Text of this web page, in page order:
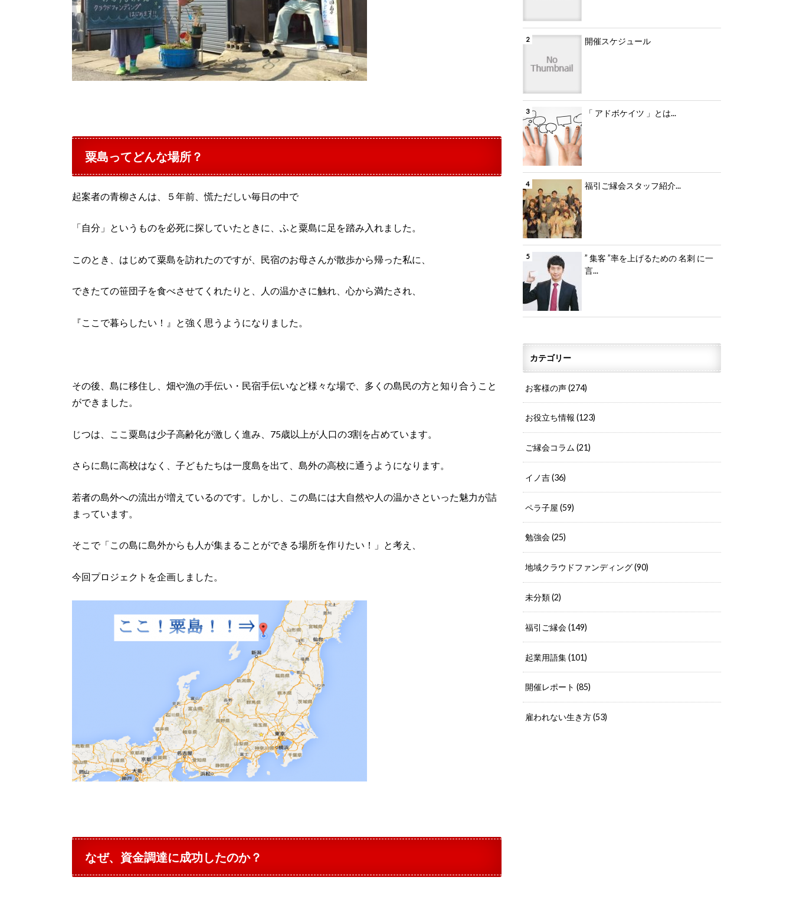
粟島ってどんな場所？
起案者の青柳さんは、５年前、慌ただしい毎日の中で
「自分」というものを必死に探していたときに、ふと粟島に足を踏み入れました。
このとき、はじめて粟島を訪れたのですが、民宿のお母さんが散歩から帰った私に、
できたての笹団子を食べさせてくれたりと、人の温かさに触れ、心から満たされ、
『ここで暮らしたい！』と強く思うようになりました。
その後、島に移住し、畑や漁の手伝い・民宿手伝いなど様々な場で、多くの島民の方と知り合うこと
ができました。
じつは、ここ粟島は少子高齢化が激しく進み、75歳以上が人口の3割を占めています。
さらに島に高校はなく、子どもたちは一度島を出て、島外の高校に通うようになります。
若者の島外への流出が増えているのです。しかし、この島には大自然や人の温かさといった魅力が詰
まっています。
そこで「この島に島外からも人が集まることができる場所を作りたい！」と考え、
今回プロジェクトを企画しました。
なぜ、資金調達に成功したのか？
開催スケジュール
「 アドボケイツ 」とは...
福引ご縁会スタッフ紹介...
” 集客 ”率を上げるための 名刺 に一
言...
カテゴリー
お客様の声(274)
お役立ち情報(123)
ご縁会コラム(21)
イノ吉(36)
ペラ子屋(59)
勉強会(25)
地域クラウドファンディング(90)
未分類(2)
福引ご縁会(149)
起業用語集(101)
開催レポート(85)
雇われない生き方(53)